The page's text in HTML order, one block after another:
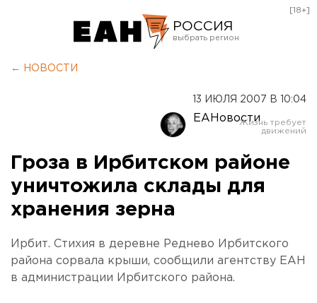
РОССИЯ
Оренбург
[18+]
← НОВОСТИ
13 ИЮЛЯ 2007 В 10:04
ЕАНовости
Гроза в Ирбитском районе
уничтожила склады для
хранения зерна
Ирбит. Стихия в деревне Реднево Ирбитского
района сорвала крыши, сообщили агентству ЕАН
в администрации Ирбитского района.